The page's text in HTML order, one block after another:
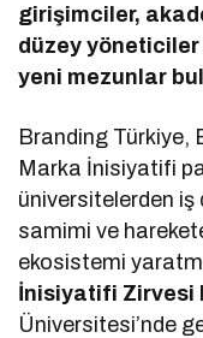
girişimciler,
düzey
yeni mezunlar
Branding Türkiye,
Marka İnisiyatifi
üniversitelerden iş
samimi ve
ekosistemi
İnisiyatifi Zirvesi
Üniversitesi’nde